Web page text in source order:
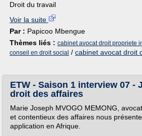
Droit du travail
Voir la suite
Par : Papicoo Mbengue
Thèmes liés : cabinet avocat droit propriete
conseil en droit social / cabinet avocat droit
ETW - Saison 1 interview 07 -
droit des affaires
Marie Joseph MVOGO MEMONG,
et contentieux des affaires nous
application en Afrique.